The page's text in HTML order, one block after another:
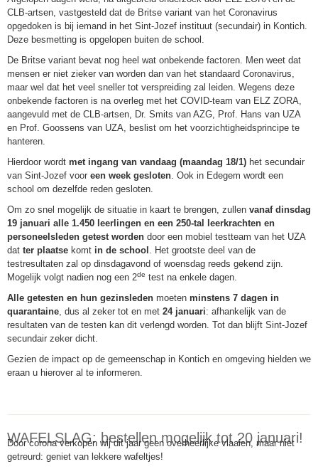
CLB-artsen, vastgesteld dat de Britse variant van het Coronavirus
opgedoken is bij iemand in het Sint-Jozef instituut (secundair) in Kontich.
Deze besmetting is opgelopen buiten de school.
De Britse variant bevat nog heel wat onbekende factoren. Men weet dat
mensen er niet zieker van worden dan van het standaard Coronavirus,
maar wel dat het veel sneller tot verspreiding zal leiden. Wegens deze
onbekende factoren is na overleg met het COVID-team van ELZ ZORA,
aangevuld met de CLB-artsen, Dr. Smits van AZG, Prof. Hans van UZA
en Prof. Goossens van UZA, beslist om het voorzichtigheidsprincipe te
hanteren.
Hierdoor wordt met ingang van vandaag (maandag 18/1) het secundair
van Sint-Jozef voor een week gesloten. Ook in Edegem wordt een
school om dezelfde reden gesloten.
Om zo snel mogelijk de situatie in kaart te brengen, zullen vanaf dinsdag
19 januari alle 1.450 leerlingen en een 250-tal leerkrachten en
personeelsleden getest worden door een mobiel testteam van het UZA
dat ter plaatse komt in de school . Het grootste deel van de
testresultaten zal op dinsdagavond of woensdag reeds gekend zijn.
Mogelijk volgt nadien nog een 2de test na enkele dagen.
Alle getesten en hun gezinsleden moeten minstens 7 dagen in
quarantaine, dus al zeker tot en met 24 januari: afhankelijk van de
resultaten van de testen kan dit verlengd worden. Tot dan blijft Sint-Jozef
secundair zeker dicht.
Gezien de impact op de gemeenschap in Kontich en omgeving hielden we
eraan u hierover al te informeren.
WAFELSLAG: bestellen mogelijk tot 20 januari!
Door corona verkopen wij dit jaar geen overheerlijke vlaaien, maar niet
getreurd: geniet van lekkere wafeltjes!